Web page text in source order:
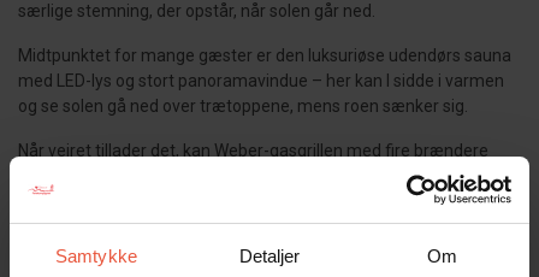
Samtykke Detaljer Om
særlige stemning, der opstår, når solen går ned.
Midtpunktet for mange gæster er den luksuriøse udendørs sauna
med LED-lys og stort panoramavindue – her kan I sidde i varmen
og se solen gå ned over trætoppene, mens roen sænker sig.
Når vejret tillader det, kan Weber-gasgrillen med fire brændere
trækkes ud i det fri, og der er rig mulighed for at nyde måltider
under åben himmel. Til de aktive feriegæster står et
bordtennisbord klar til masser af sjov og konkurrence – og når
energien er brugt op, venter solsengene med bløde puder.